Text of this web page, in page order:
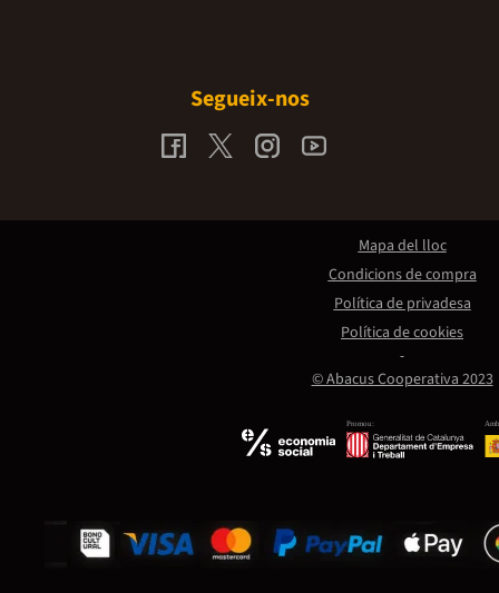
Segueix-nos
Promou:
© Abacus Cooperativa 2023
Mapa del lloc
Condicions de compra
Política de privadesa
Política de cookies